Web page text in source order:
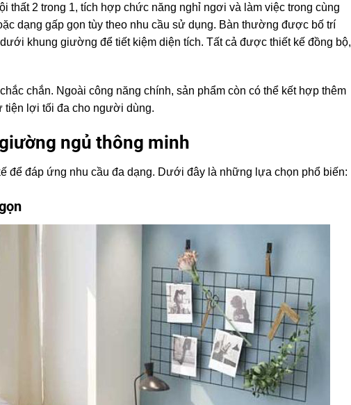
thất 2 trong 1, tích hợp chức năng nghỉ ngơi và làm việc trong cùng
dạng gấp gọn tùy theo nhu cầu sử dụng. Bàn thường được bố trí
khung giường để tiết kiệm diện tích. Tất cả được thiết kế đồng bộ,
chắn. Ngoài công năng chính, sản phẩm còn có thể kết hợp thêm
tiện lợi tối đa cho người dùng.
ngủ thông minh
để đáp ứng nhu cầu đa dạng. Dưới đây là những lựa chọn phổ biến: